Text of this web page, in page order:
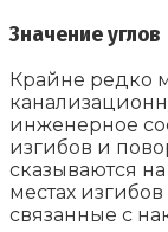
Значение углов
Крайне редко
инженерное
изгибов и
сказываются
местах
связанные с